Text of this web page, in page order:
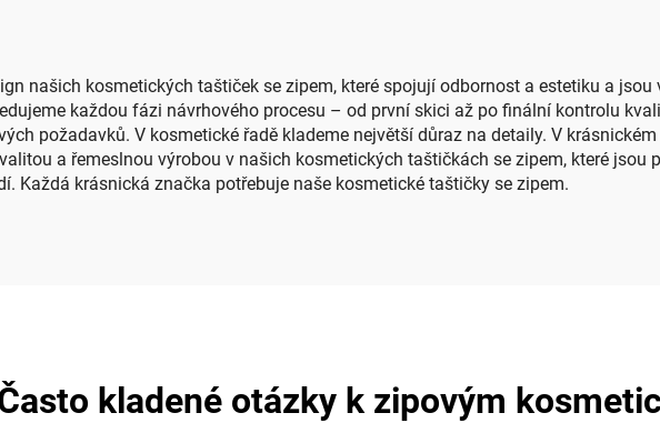
našich kosmetických taštiček se zipem, které spojují odbornost a estetiku a
každou fázi návrhového procesu – od první skici až po finální kontrolu
požadavků. V kosmetické řadě klademe největší důraz na detaily. V
a řemeslnou výrobou v našich kosmetických taštičkách se zipem, které
Každá krásnická značka potřebuje naše kosmetické taštičky se zipem.
kladené otázky k zipovým